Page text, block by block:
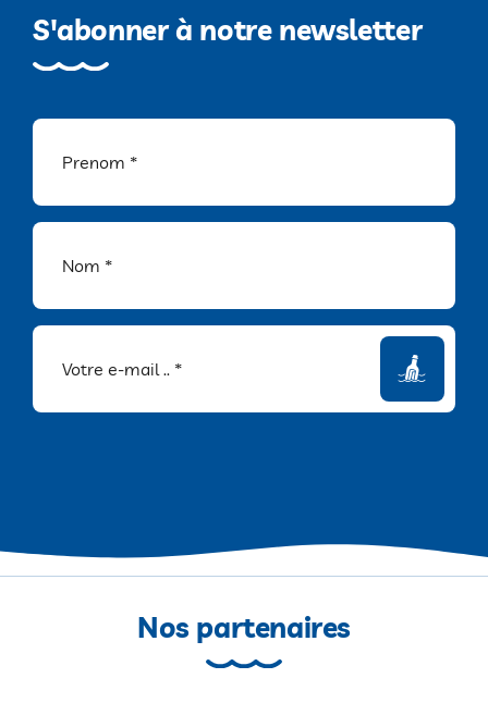
S'abonner à notre newsletter
Nos partenaires